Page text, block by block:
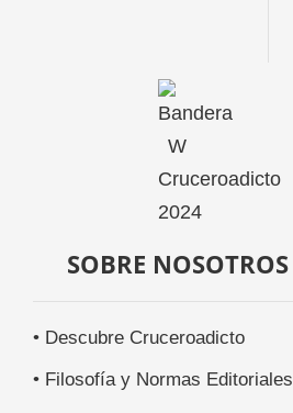
SOBRE NOSOTROS
• Descubre Cruceroadicto
• Filosofía y Normas Editoriales